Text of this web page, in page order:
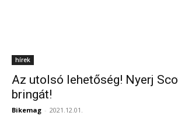
hírek
Az utolsó lehetőség! Nyerj
bringát!
Bikemag - 2021.12.01.